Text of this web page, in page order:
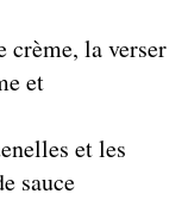
crème, la verser
et
et les
sauce